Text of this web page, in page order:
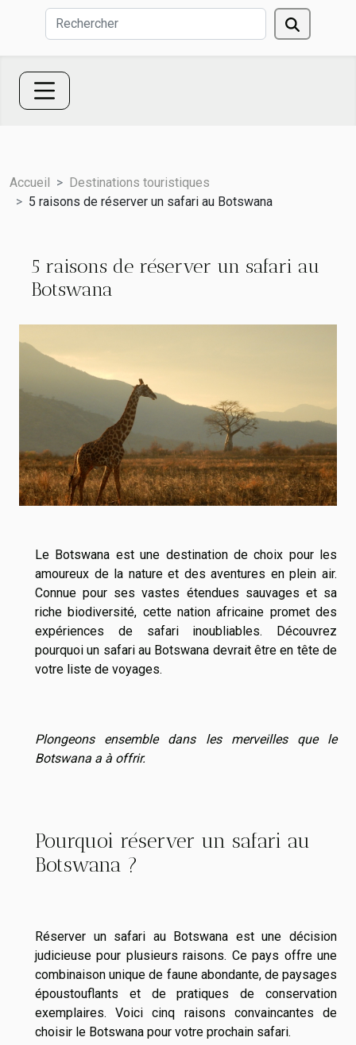
Accueil
Destinations touristiques
5 raisons de réserver un safari au Botswana
5 raisons de réserver un safari au
Botswana
Le Botswana est une destination de choix pour les
amoureux de la nature et des aventures en plein air.
Connue pour ses vastes étendues sauvages et sa
riche biodiversité, cette nation africaine promet des
expériences de safari inoubliables. Découvrez
pourquoi un safari au Botswana devrait être en tête de
votre liste de voyages.
Plongeons ensemble dans les merveilles que le
Botswana a à offrir.
Pourquoi réserver un safari au
Botswana ?
Réserver un safari au Botswana est une décision
judicieuse pour plusieurs raisons. Ce pays offre une
combinaison unique de faune abondante, de paysages
époustouflants et de pratiques de conservation
exemplaires. Voici cinq raisons convaincantes de
choisir le Botswana pour votre prochain safari.